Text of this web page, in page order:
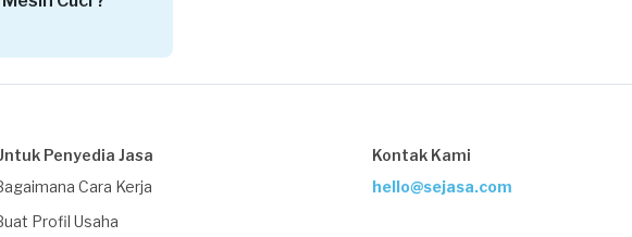
Request Fulfilled
Anindiva Yuniar requested Service
Mesin Cuci
Penyedia Jasa
Cara Kerja
Profil Usaha
Kontak Kami
hello@sejasa.com